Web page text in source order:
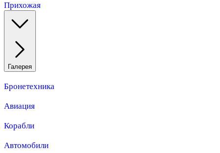
Прихожая
Галерея
Бронетехника
Авиация
Корабли
Автомобили